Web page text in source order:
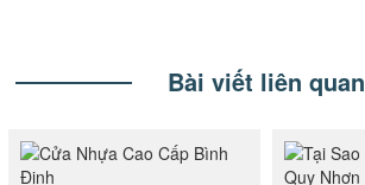
Bài viết liên quan